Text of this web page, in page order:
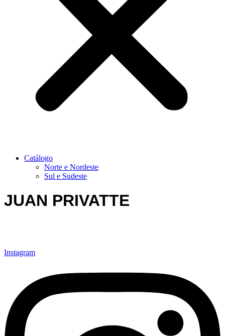
Catálogo
Norte e Nordeste
Sul e Sudeste
JUAN PRIVATTE
Instagram